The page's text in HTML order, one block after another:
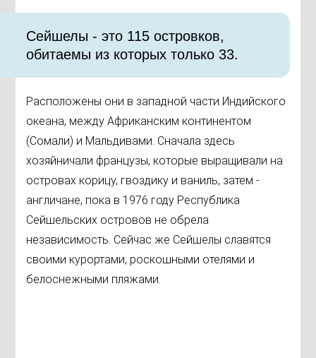
​Сейшелы - это 115 островков,
обитаемы из которых только 33.
Расположены они в западной части Индийского
океана, между Африканским континентом
(Сомали) и Мальдивами. Сначала здесь
хозяйничали французы, которые выращивали на
островах корицу, гвоздику и ваниль, затем -
англичане, пока в 1976 году Республика
Сейшельских островов не обрела
независимость. Сейчас же Сейшелы славятся
своими курортами, роскошными отелями и
белоснежными пляжами.